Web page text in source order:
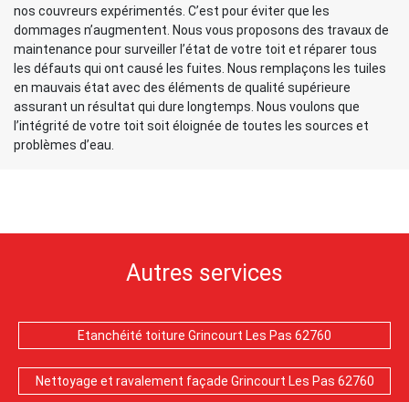
nos couvreurs expérimentés. C’est pour éviter que les
dommages n’augmentent. Nous vous proposons des travaux de
maintenance pour surveiller l’état de votre toit et réparer tous
les défauts qui ont causé les fuites. Nous remplaçons les tuiles
en mauvais état avec des éléments de qualité supérieure
assurant un résultat qui dure longtemps. Nous voulons que
l’intégrité de votre toit soit éloignée de toutes les sources et
problèmes d’eau.
Autres services
Etanchéité toiture Grincourt Les Pas 62760
Nettoyage et ravalement façade Grincourt Les Pas 62760